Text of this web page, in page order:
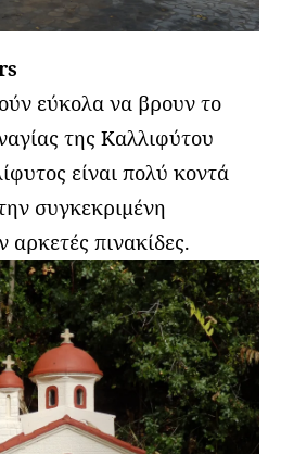
εύκολα να βρουν το
της Καλλιφύτου
είναι πολύ κοντά
συγκεκριμένη
πινακίδες.